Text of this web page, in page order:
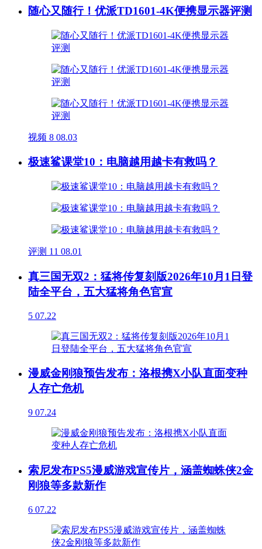
随心又随行！优派TD1601-4K便携显示器评测
视频 8 08.03
极速鲨课堂10：电脑越用越卡有救吗？
评测 11 08.01
真三国无双2：猛将传复刻版2026年10月1日登
陆全平台，五大猛将角色官宣
5 07.22
漫威金刚狼预告发布：洛根携X小队直面变种
人存亡危机
9 07.24
索尼发布PS5漫威游戏宣传片，涵盖蜘蛛侠2金
刚狼等多款新作
6 07.22